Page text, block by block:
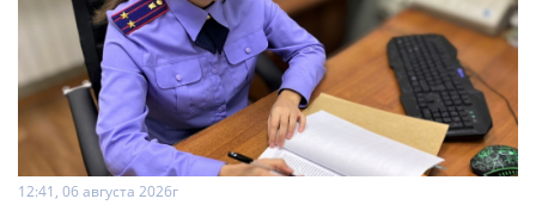
12:41, 06 августа 2026г